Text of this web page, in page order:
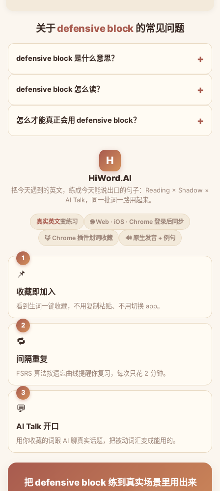
关于defensive block 的常见问题
defensive block 是什么意思？
defensive block 怎么读？
怎么才能真正会用 defensive block？
H
HiWord.AI
把今天遇到的英文，练成今天能说出口的句子：Reading × Shadow ×
AI Talk，同一批词一路用起来。
真实英文变练习 🌐 Web · iOS · Chrome 登录后同步
🦊 Chrome 插件划词收藏 🔊 原生发音 + 例句
1
📌
收藏即加入
看到生词一键收藏，不用复制粘贴、不用切换 app。
2
🔁
间隔重复
FSRS 算法按遗忘曲线提醒你复习，每次只花 2 分钟。
3
💬
AI Talk 开口
用你收藏的词跟 AI 聊真实话题，把被动词汇变成能用的。
把 defensive block 练到真实场景里用出来